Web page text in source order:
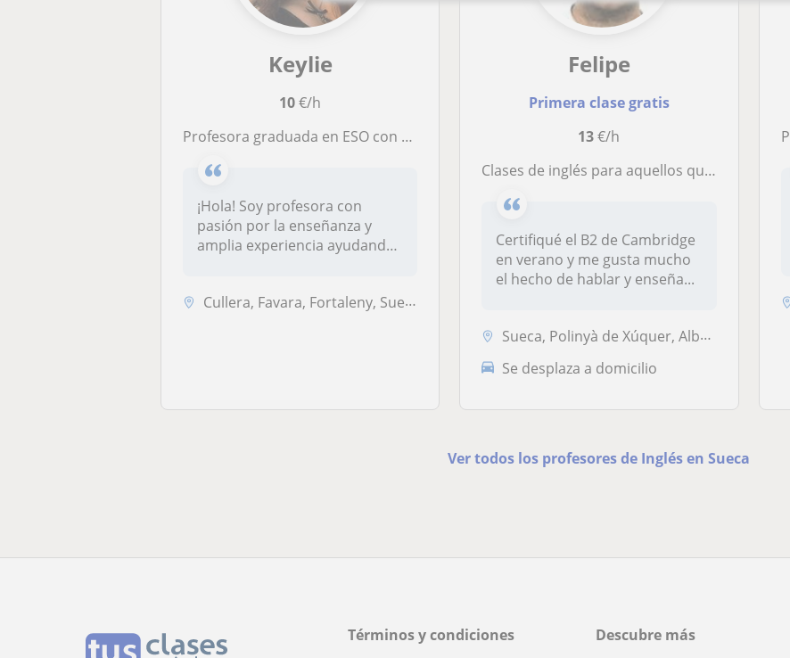
Keylie
10€/h
Profesora graduada en ESO con B2 de inglés y francés. Para clases de repaso de ESO, Primaria e Idiomas (online y presencial)
¡Hola! Soy profesora con
pasión por la enseñanza y
amplia experiencia ayudando
Cullera, Favara, Fortaleny, Sueca
Felipe
Primera clase gratis
13€/h
Clases de inglés para aquellos que estén empezando a aprender el idioma
Certifiqué el B2 de Cambridge
en verano y me gusta mucho
el hecho de hablar y enseña...
Sueca, Polinyà de Xúquer, Albalat de la Ribera, Algemesí, Almussafes, ...
Se desplaza a domicilio
Ver todos los profesores de Inglés en Sueca
Términos y condiciones
Descubre más